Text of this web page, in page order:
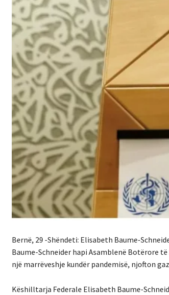
Bernë, 29 -Shëndeti: Elisabeth Baume-
Baume-Schneider hapi Asamblenë Botërore
një marrëveshje kundër pandemisë, njofton
Këshilltarja Federale Elisabeth Baume-